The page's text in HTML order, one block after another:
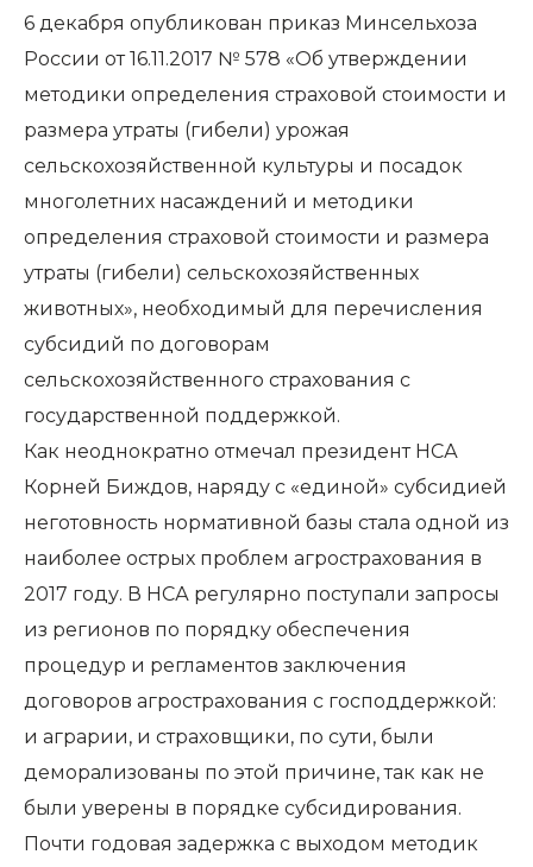
6 декабря опубликован приказ Минсельхоза
России от 16.11.2017 № 578 «Об утверждении
методики определения страховой стоимости и
размера утраты (гибели) урожая
сельскохозяйственной культуры и посадок
многолетних насаждений и методики
определения страховой стоимости и размера
утраты (гибели) сельскохозяйственных
животных», необходимый для перечисления
субсидий по договорам
сельскохозяйственного страхования с
государственной поддержкой.
Как неоднократно отмечал президент НСА
Корней Биждов, наряду с «единой» субсидией
неготовность нормативной базы стала одной из
наиболее острых проблем агрострахования в
2017 году. В НСА регулярно поступали запросы
из регионов по порядку обеспечения
процедур и регламентов заключения
договоров агрострахования с господдержкой:
и аграрии, и страховщики, по сути, были
деморализованы по этой причине, так как не
были уверены в порядке субсидирования.
Почти годовая задержка с выходом методик